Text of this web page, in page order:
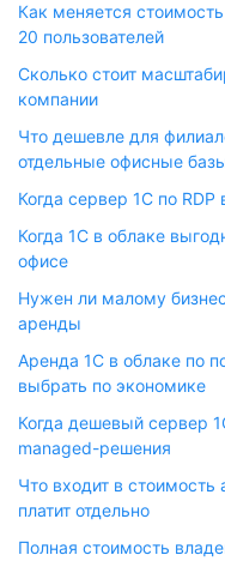
Как меняется
20 пользователей
Сколько стоит
компании
Что дешевле для
отдельные офисные
Когда сервер 1С по
Когда 1С в облаке
офисе
Нужен ли малому
аренды
Аренда 1С в облаке по
выбрать по экономике
Когда дешевый сервер
managed-решения
Что входит в стоимость
платит отдельно
Полная стоимость